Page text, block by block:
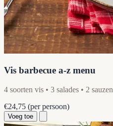
Vis barbecue a-z menu
4 soorten vis • 3 salades • 2 sauzen
€24,75 (per persoon)
Voeg toe